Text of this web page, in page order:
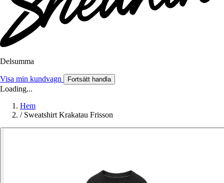
Delsumma
Visa min kundvagn Fortsätt handla
Loading...
Hem
/ Sweatshirt Krakatau Frisson